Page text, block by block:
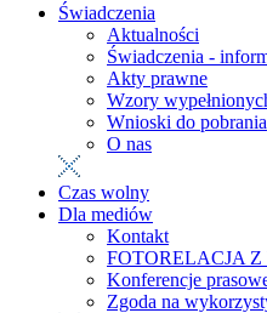
Świadczenia
Aktualności
Świadczenia -
Akty prawne
Wzory
Wnioski do pobrania
O nas
Czas wolny
Dla mediów
Kontakt
FOTORELACJA
Konferencje
Zgoda na